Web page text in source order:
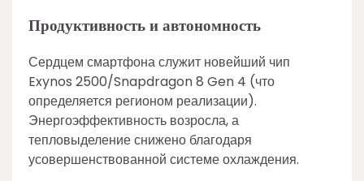
Продуктивность и автономность
Сердцем смартфона служит новейший чип
Exynos 2500/Snapdragon 8 Gen 4 (что
определяется регионом реализации).
Энергоэффективность возросла, а
тепловыделение снижено благодаря
усовершенствованной системе охлаждения.